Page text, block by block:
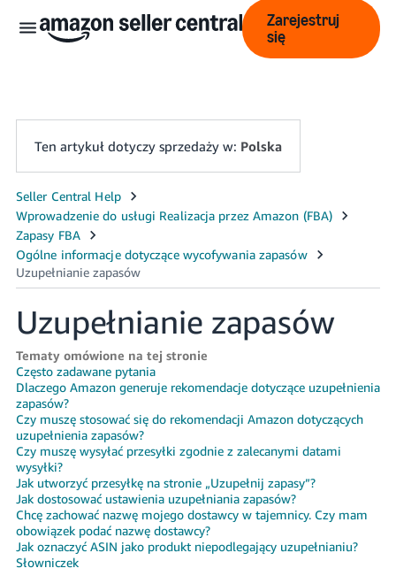
Polski
中
文
-
CN
English
- GB
Polski
- PL
Zaloguj
Zarejestruj
się
Ten artykuł dotyczy sprzedaży w: Polska
Uzupełnianie zapasów
Tematy omówione na tej stronie
Często zadawane pytania
Dlaczego Amazon generuje rekomendacje dotyczące uzupełnienia
zapasów?
Czy muszę stosować się do rekomendacji Amazon dotyczących
uzupełnienia zapasów?
Czy muszę wysyłać przesyłki zgodnie z zalecanymi datami
wysyłki?
Jak utworzyć przesyłkę na stronie „Uzupełnij zapasy”?
Jak dostosować ustawienia uzupełniania zapasów?
Chcę zachować nazwę mojego dostawcy w tajemnicy. Czy mam
obowiązek podać nazwę dostawcy?
Jak oznaczyć ASIN jako produkt niepodlegający uzupełnianiu?
Słowniczek